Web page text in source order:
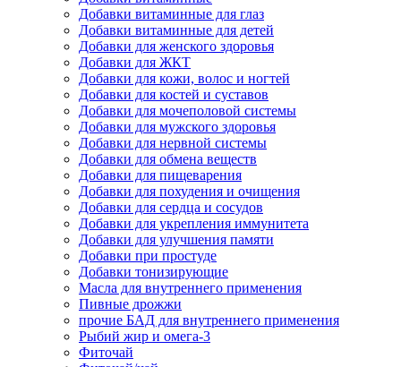
Добавки витаминные для глаз
Добавки витаминные для детей
Добавки для женского здоровья
Добавки для ЖКТ
Добавки для кожи, волос и ногтей
Добавки для костей и суставов
Добавки для мочеполовой системы
Добавки для мужского здоровья
Добавки для нервной системы
Добавки для обмена веществ
Добавки для пищеварения
Добавки для похудения и очищения
Добавки для сердца и сосудов
Добавки для укрепления иммунитета
Добавки для улучшения памяти
Добавки при простуде
Добавки тонизирующие
Масла для внутреннего применения
Пивные дрожжи
прочие БАД для внутреннего применения
Рыбий жир и омега-3
Фиточай